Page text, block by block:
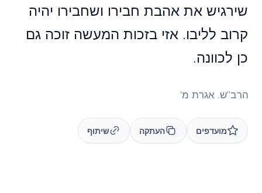
שירגיש את אהבת חבירו ושחבירו יהיה
קרוב לליבו. אזי בזכות המעשה זוכה גם
כן לכוונה.
הרב"ש. אגרת מ'
מועדפים העתקה שיתוף